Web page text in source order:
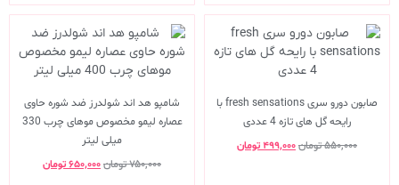
صابون دورو سری fresh sensations با
رایحه گل های تازه 4 عددی
۵۵۰,۰۰۰تومان۴۹۹,۰۰۰تومان
شامپو هد اند شولدرز ضد شوره حاوی
عصاره لیمو مخصوص موهای چرب 330
میلی لیتر
۷۵۰,۰۰۰تومان۶۵۰,۰۰۰تومان